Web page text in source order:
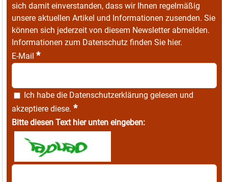
sich damit einverstanden, dass wir Ihnen regelmäßig
unsere aktuellen Artikel und Informationen zusenden. Sie
können sich jederzeit von diesem Newsletter abmelden.
Informationen zum Datenschutz finden Sie hier.
E-Mail *
Ich habe die Datenschutzerklärung gelesen und
akzeptiere diese. *
Bitte diesen Text hier unten eingeben: